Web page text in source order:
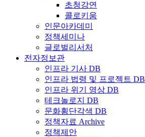
초청강연
콜로키움
인문아카데미
정책세미나
글로벌리서처
전자정보관
인프라 기사 DB
인프라 법령 및 프로젝트 DB
인프라 위기 영상 DB
테크놀로지 DB
문화횡단각색 DB
정책자료 Archive
정책제안